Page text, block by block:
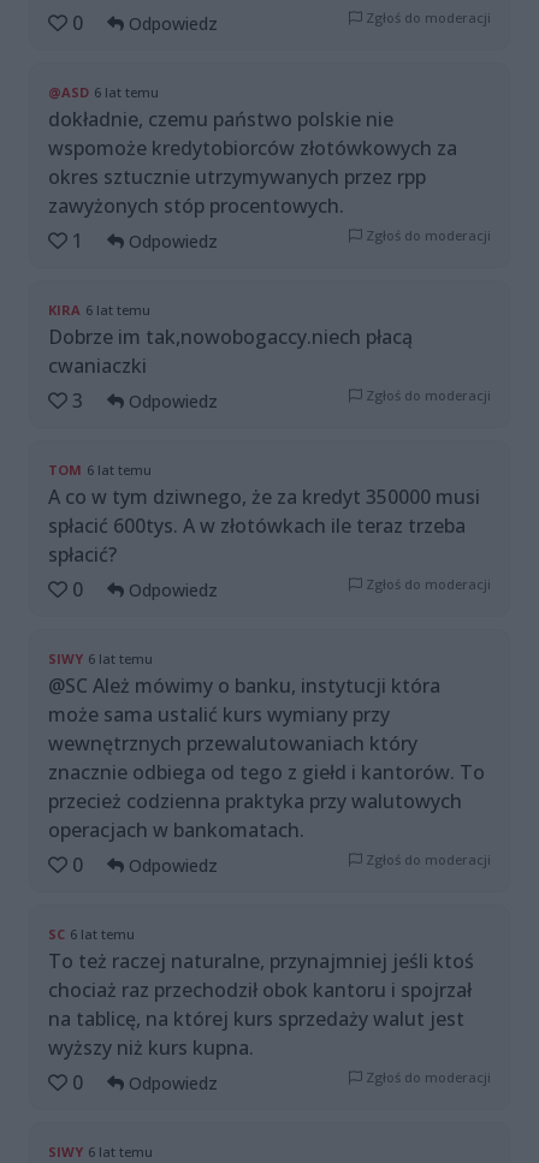
0
Odpowiedz Zgłoś do moderacji
@ASD 6 lat temu
dokładnie, czemu państwo polskie nie
wspomoże kredytobiorców złotówkowych za
okres sztucznie utrzymywanych przez rpp
zawyżonych stóp procentowych.
1
Odpowiedz Zgłoś do moderacji
KIRA 6 lat temu
Dobrze im tak,nowobogaccy.niech płacą
cwaniaczki
3
Odpowiedz Zgłoś do moderacji
TOM 6 lat temu
A co w tym dziwnego, że za kredyt 350000 musi
spłacić 600tys. A w złotówkach ile teraz trzeba
spłacić?
0
Odpowiedz Zgłoś do moderacji
SIWY 6 lat temu
@SC Ależ mówimy o banku, instytucji która
może sama ustalić kurs wymiany przy
wewnętrznych przewalutowaniach który
znacznie odbiega od tego z giełd i kantorów. To
przecież codzienna praktyka przy walutowych
operacjach w bankomatach.
0
Odpowiedz Zgłoś do moderacji
SC 6 lat temu
To też raczej naturalne, przynajmniej jeśli ktoś
chociaż raz przechodził obok kantoru i spojrzał
na tablicę, na której kurs sprzedaży walut jest
wyższy niż kurs kupna.
0
Odpowiedz Zgłoś do moderacji
SIWY 6 lat temu